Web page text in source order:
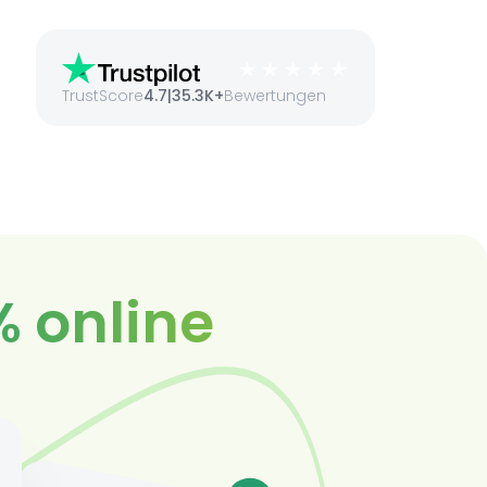
TrustScore4.7|35.3K+Bewertungen
online